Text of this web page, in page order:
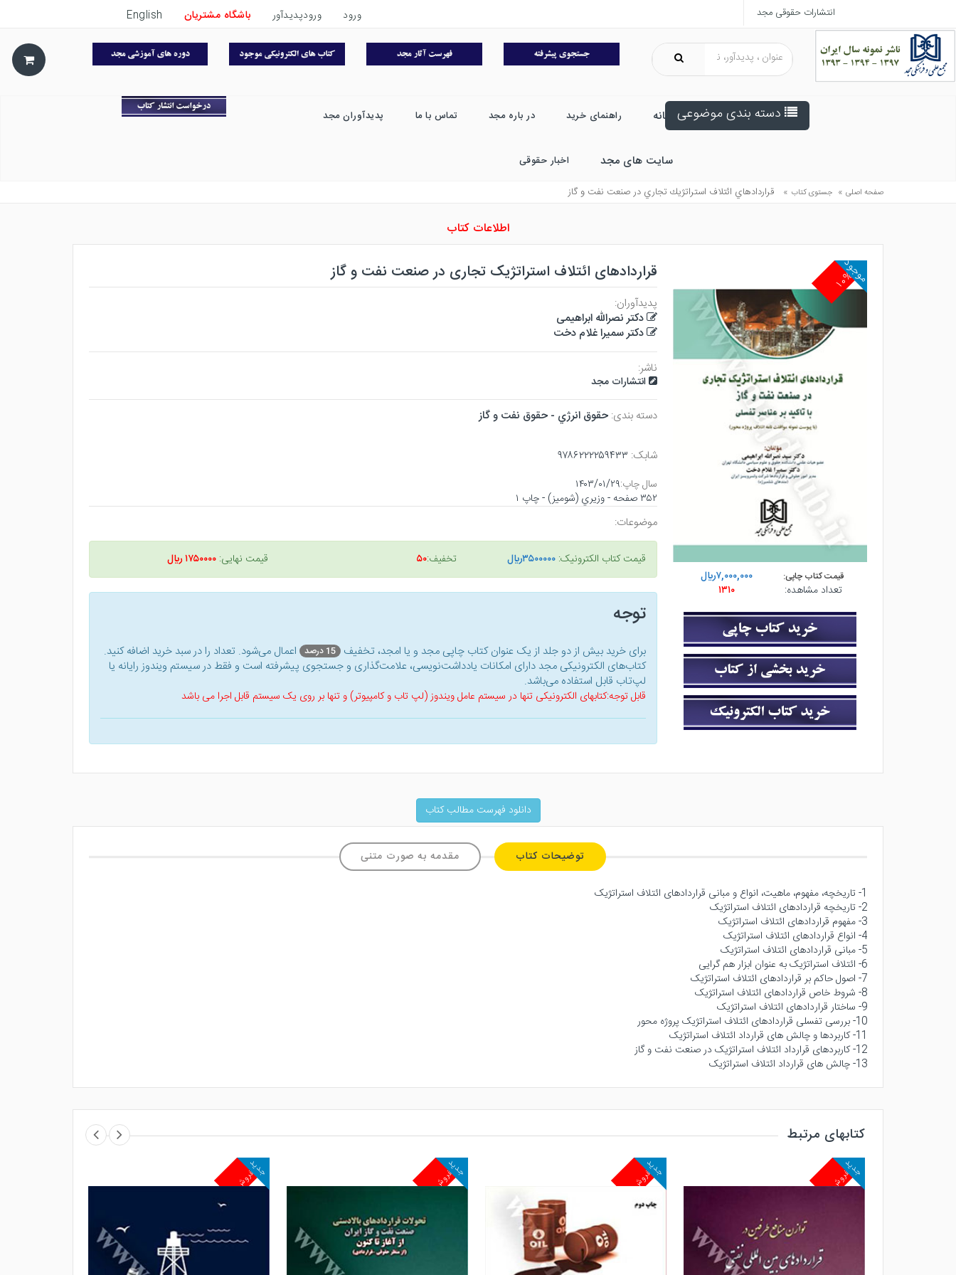
انتشارات حقوقی مجد ورود ورودپدیدآور باشگاه مشتریان English
دسته بندی موضوعی خانه راهنمای خرید در باره مجد تماس با ما پدیدآوران مجد
سایت های مجد اخبار حقوقی
صفحه اصلی » جستوی کتاب » قراردادهاي ائتلاف استراتژيك تجاري در صنعت نفت و گاز
اطلاعات کتاب
۱۰%
موجود
قیمت کتاب چاپی:
۷,۰۰۰,۰۰۰ريال
تعداد مشاهده:
۱۳۱۰
قراردادهای ائتلاف استراتژیک تجاری در صنعت نفت و گاز
پدیدآوران:
دکتر نصرالله ابراهیمی
دکتر سمیرا غلام دخت
ناشر:
انتشارات مجد
دسته بندی:حقوق انرژي - حقوق نفت و گاز
شابک: ۹۷۸۶۲۲۲۲۵۹۴۳۳
سال چاپ:۱۴۰۳/۰۱/۲۹
۳۵۲ صفحه - وزيري (شوميز) - چاپ ۱
موضوعات:
قیمت کتاب الکترونیک:۳۵۰۰۰۰۰ريال تخفیف:۵۰ قیمت نهایی:۱۷۵۰۰۰۰ ريال
توجه
برای خرید بیش از دو جلد از یک عنوان کتاب‌ چاپی مجد و یا امجد، تخفیف 15 درصد
اعمال می‌شود. تعداد را در سبد خرید اضافه کنید.
کتاب‌های الکترونیکی مجد دارای امکانات یادداشت‌نویسی، علامت‌گذاری و جستجوی پیشرفته است و فقط در سیستم ویندوز رایانه یا
لپ‌تاب قابل استفاده می‌باشد.
قابل توجه:کتابهای الکترونیکی تنها در سیستم عامل ویندوز (لپ تاب و کامپیوتر) و تنها بر روی یک سیستم قابل اجرا می باشد
دانلود فهرست مطالب کتاب
توضیحات کتاب مقدمه به صورت متنی
1- تاریخچه، مفهوم، ماهیت، انواع و مبانی قراردادهای ائتلاف استراتژیک
2- تاریخچه قراردادهای ائتلاف استراتژیک
3- مفهوم قراردادهای ائتلاف استراتژیک
4- انواع قراردادهای ائتلاف استراتژیک
5- مبانی قراردادهای ائتلاف استراتژیک
6- ائتلاف استراتژیک به عنوان ابزار هم گرایی
7- اصول حاکم بر قراردادهای ائتلاف استراتژیک
8- شروط خاص قراردادهای ائتلاف استراتژیک
9- ساختار قراردادهای ائتلاف استراتژیک
10- بررسی تفسلی قراردادهای ائتلاف استراتژیک پروژه محور
11- کاربردها و چالش های قرارداد ائتلاف استراتژیک
12- کاربردهای قرارداد ائتلاف استراتژیک در صنعت نفت و گاز
13- چالش های قرارداد ائتلاف استراتژیک
کتابهای مرتبط
پرفروش
جدید پرفروش
جدید پرفروش
جدید پرفروش
جدید